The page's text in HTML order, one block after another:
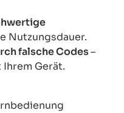
Nutzungsdauer.
falsche Codes–
Gerät.